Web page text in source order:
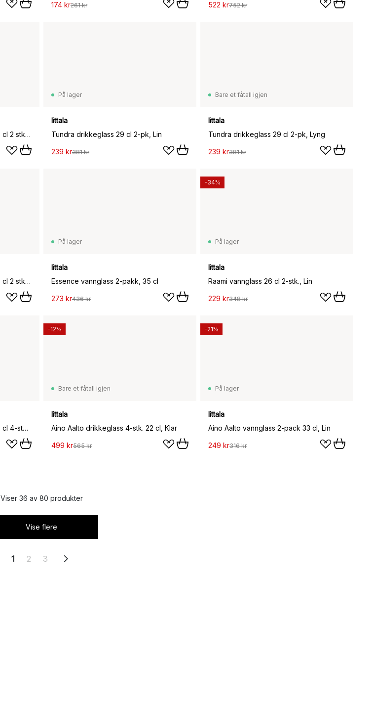
174 kr261 kr 522 kr752 kr
Kastehelmi drikkeglass på fot 26 cl 2 stk., Klar
På lager
Iittala
Tundra drikkeglass 29 cl 2-pk, Lin
239 kr381 kr
Bare et fåtall igjen
Iittala
Tundra drikkeglass 29 cl 2-pk, Lyng
239 kr381 kr
Kastehelmi drikkeglass på fot 26 cl 2 stk., Aqua
På lager
Iittala
Essence vannglass 2-pakk, 35 cl
273 kr436 kr
På lager
Iittala
Raami vannglass 26 cl 2-stk., Lin
229 kr348 kr
-34%
Kastehelmi drikkeglass på fot 26 cl 4-stk., Klar
Bare et fåtall igjen
Iittala
Aino Aalto drikkeglass 4-stk. 22 cl, Klar
499 kr565 kr
-12%
På lager
Iittala
Aino Aalto vannglass 2-pack 33 cl, Lin
249 kr316 kr
-21%
Viser 36 av 80 produkter
Vise flere
1 2 3